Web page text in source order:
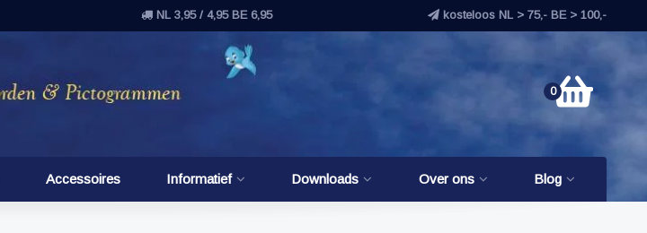
NL 3,95 / 4,95 BE 6,95 kosteloos NL > 75,- BE > 100,-
0
Accessoires Informatief Downloads Over ons Blog